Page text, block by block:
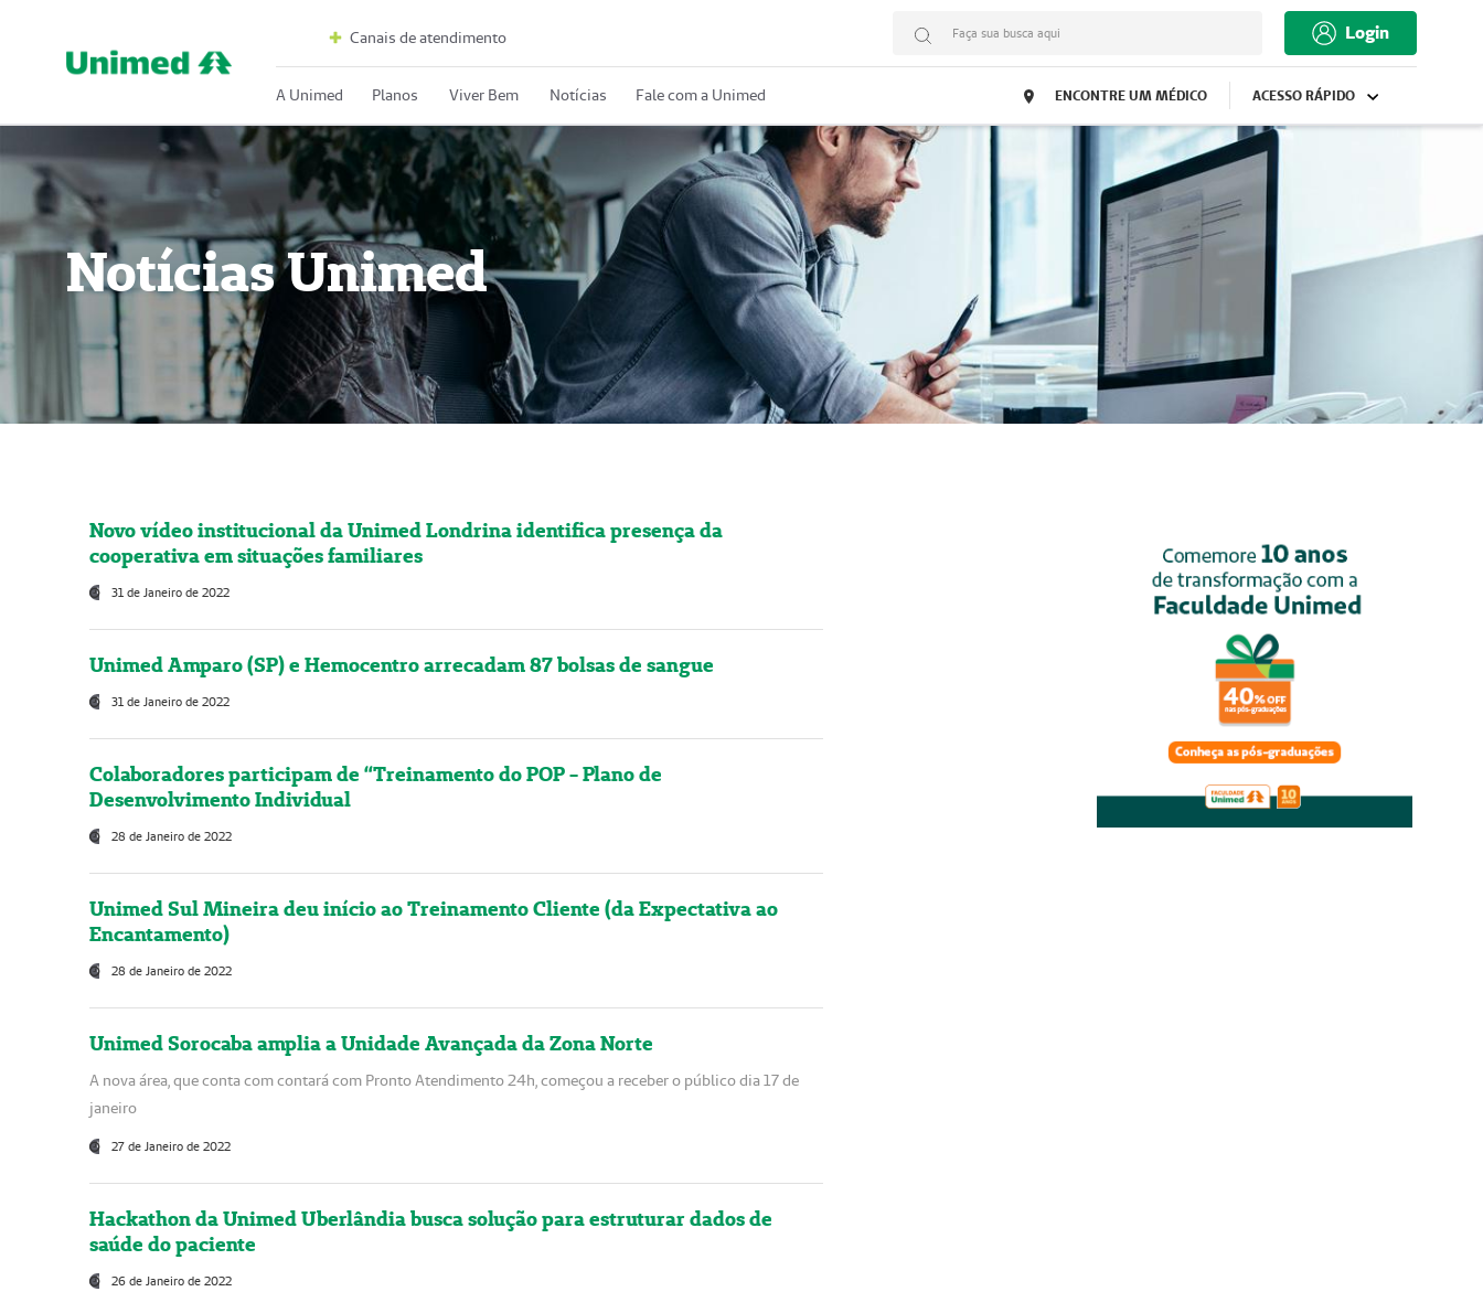
Canais de atendimento Faça sua busca aqui Login
A Unimed Planos Viver Bem Notícias Fale com a Unimed ENCONTRE UM MÉDICO ACESSO RÁPIDO
Notícias Unimed
Novo vídeo institucional da Unimed Londrina identifica presença da
cooperativa em situações familiares
31 de Janeiro de 2022
Unimed Amparo (SP) e Hemocentro arrecadam 87 bolsas de sangue
31 de Janeiro de 2022
Colaboradores participam de “Treinamento do POP - Plano de
Desenvolvimento Individual
28 de Janeiro de 2022
Unimed Sul Mineira deu início ao Treinamento Cliente (da Expectativa ao
Encantamento)
28 de Janeiro de 2022
Unimed Sorocaba amplia a Unidade Avançada da Zona Norte
A nova área, que conta com contará com Pronto Atendimento 24h, começou a receber o público dia 17 de
janeiro
27 de Janeiro de 2022
Hackathon da Unimed Uberlândia busca solução para estruturar dados de
saúde do paciente
26 de Janeiro de 2022